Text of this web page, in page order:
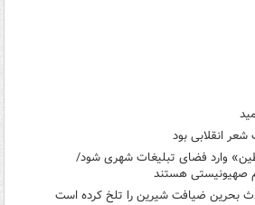
انقلابی بود
وارد فضای تبلیغات شهری شود/
صهیونیستی هستند
بحرین ضیافت شیرین را تلخ کرده است